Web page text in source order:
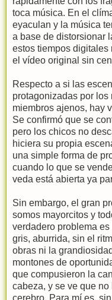
toca música. En el
eyaculan y la música
a base de distorsionar
estos tiempos
el vídeo original sin
Respecto a si las
protagonizadas por
miembros ajenos, hay
Se confirmó que se
pero los chicos no
hiciera su propia
una simple forma de
cuando lo que se
veda está abierta ya
Sin embargo, el gran
somos mayorcitos y
verdadero problema es
gris, aburrida, sin el
obras ni la
montones de
que compusieron la
cabeza, y se ve que
cerebro. Para mí es,